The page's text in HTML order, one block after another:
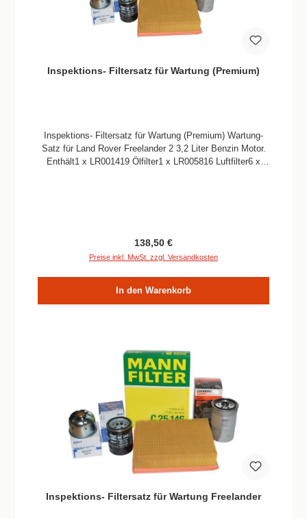
Inspektions- Filtersatz für Wartung (Premium)
Inspektions- Filtersatz für Wartung (Premium) Wartung-
Satz für Land Rover Freelander 2 3,2 Liter Benzin Motor.
Enthält1 x LR001419 Ölfilter1 x LR005816 Luftfilter6 x
Regulärer Preis:
138,50 €
Preise inkl. MwSt. zzgl. Versandkosten
In den Warenkorb
Inspektions- Filtersatz für Wartung Freelander